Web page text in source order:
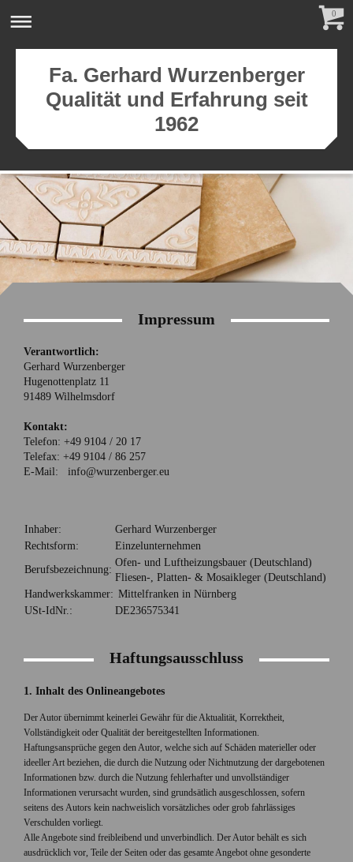
Fa. Gerhard Wurzenberger
Qualität und Erfahrung seit
1962
0
Impressum
Verantwortlich:
Gerhard Wurzenberger
Hugenottenplatz 11
91489 Wilhelmsdorf
Kontakt:
Telefon: +49 9104 / 20 17
Telefax: +49 9104 / 86 257
E-Mail: info@wurzenberger.eu
Inhaber:
Gerhard Wurzenberger
Rechtsform:
Einzelunternehmen
Berufsbezeichnung:
Ofen- und Luftheizungsbauer (Deutschland)
Fliesen-, Platten- & Mosaikleger (Deutschland)
Handwerkskammer: Mittelfranken in Nürnberg
USt-IdNr.:
DE236575341
Haftungsausschluss
1. Inhalt des Onlineangebotes
Der Autor übernimmt keinerlei Gewähr für die Aktualität, Korrektheit,
Vollständigkeit oder Qualität der bereitgestellten Informationen.
Haftungsansprüche gegen den Autor, welche sich auf Schäden materieller oder
ideeller Art beziehen, die durch die Nutzung oder Nichtnutzung der dargebotenen
Informationen bzw. durch die Nutzung fehlerhafter und unvollständiger
Informationen verursacht wurden, sind grundsätlich ausgeschlossen, sofern
seitens des Autors kein nachweislich vorsätzliches oder grob fahrlässiges
Verschulden vorliegt.
Alle Angebote sind freibleibend und unverbindlich. Der Autor behält es sich
ausdrücklich vor, Teile der Seiten oder das gesamte Angebot ohne gesonderte